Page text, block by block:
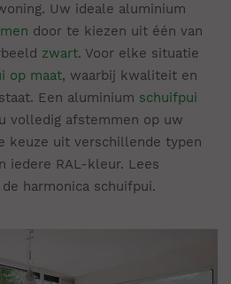
Uw ideale aluminium
door te kiezen uit één van
zwart. Voor elke situatie
op maat, waarbij kwaliteit en
Een aluminium schuifpui
volledig afstemmen op uw
keuze uit verschillende typen
iedere RAL-kleur. Lees
harmonica schuifpui.